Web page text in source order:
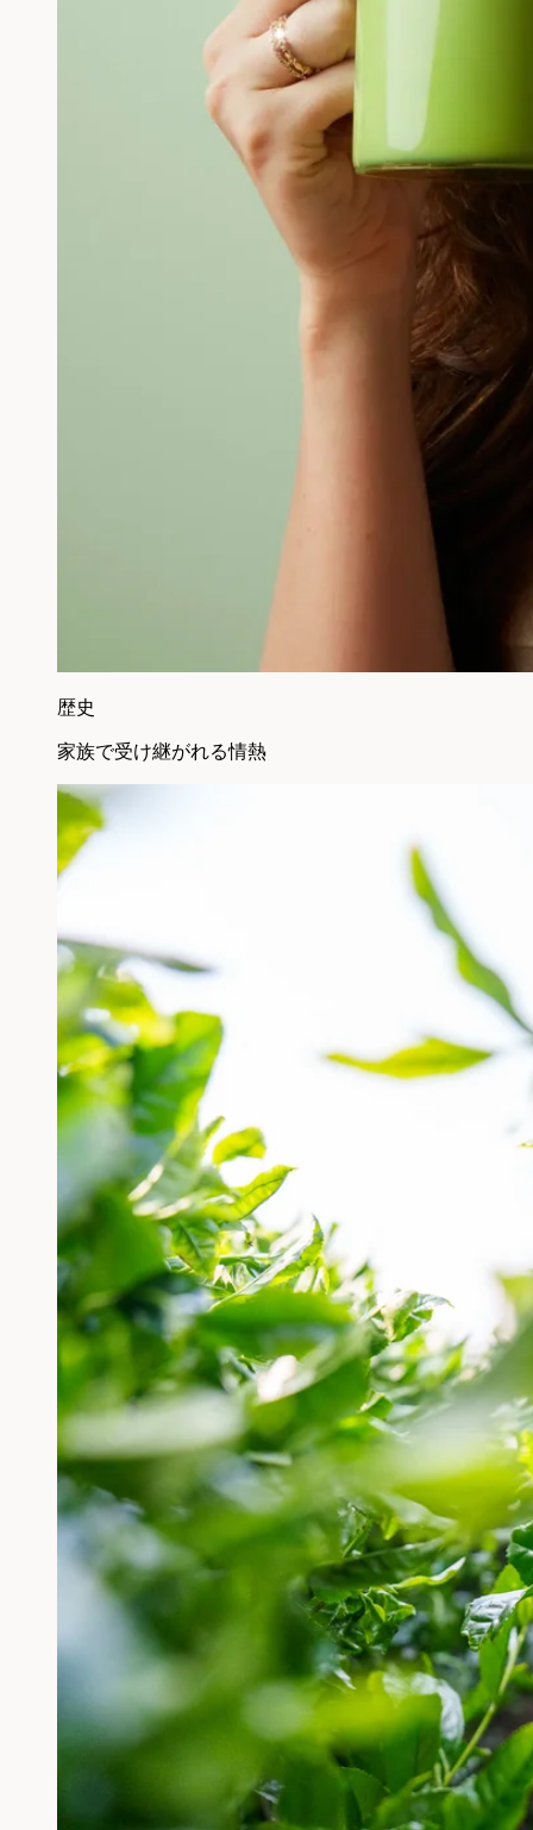
歴史
家族で受け継がれる情熱